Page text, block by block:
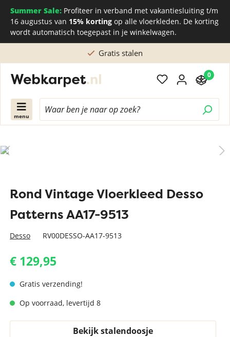
Summer Sale: Profiteer in verband met vakantiesluiting t/m
16 augustus van 15% korting op alle vloerkleden. De korting
wordt automatisch toegepast in je winkelwagen.
Gratis stalen
menu
0
Rond Vintage Vloerkleed Desso
Patterns AA17-9513
Desso RV00DESSO-AA17-9513
€ 129,95
Gratis verzending!
Op voorraad, levertijd 8
Bekijk stalendoosje